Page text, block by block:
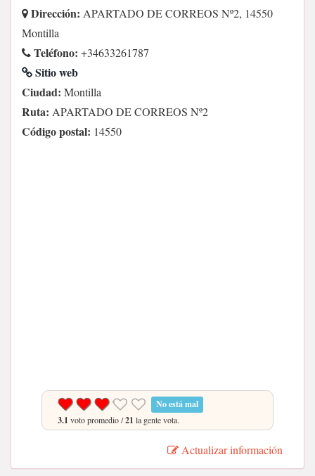
Dirección: APARTADO DE CORREOS Nº2, 14550
Montilla
Teléfono: +34633261787
Sitio web
Ciudad: Montilla
Ruta: APARTADO DE CORREOS Nº2
Código postal: 14550
No está mal
3.1 voto promedio /21 la gente vota.
Actualizar información